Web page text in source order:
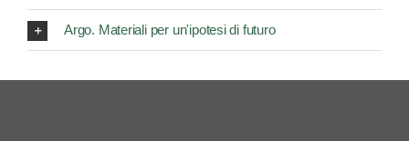
Argo. Materiali per un'ipotesi di futuro